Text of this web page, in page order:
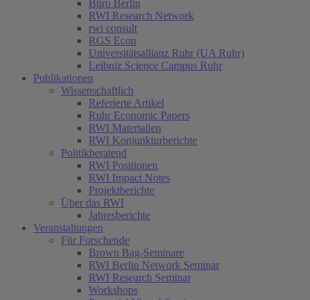
Büro Berlin
RWI Research Network
rwi consult
RGS Econ
Universitätsallianz Ruhr (UA Ruhr)
Leibniz Science Campus Ruhr
Publikationen
Wissenschaftlich
Referierte Artikel
Ruhr Economic Papers
RWI Materialien
RWI Konjunkturberichte
Politikberatend
RWI Positionen
RWI Impact Notes
Projektberichte
Über das RWI
Jahresberichte
Veranstaltungen
Für Forschende
Brown Bag-Seminare
RWI Berlin Network Seminar
RWI Research Seminar
Workshops